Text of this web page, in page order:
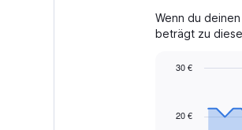
Wenn du
beträgt zu
data
20 €
30 €